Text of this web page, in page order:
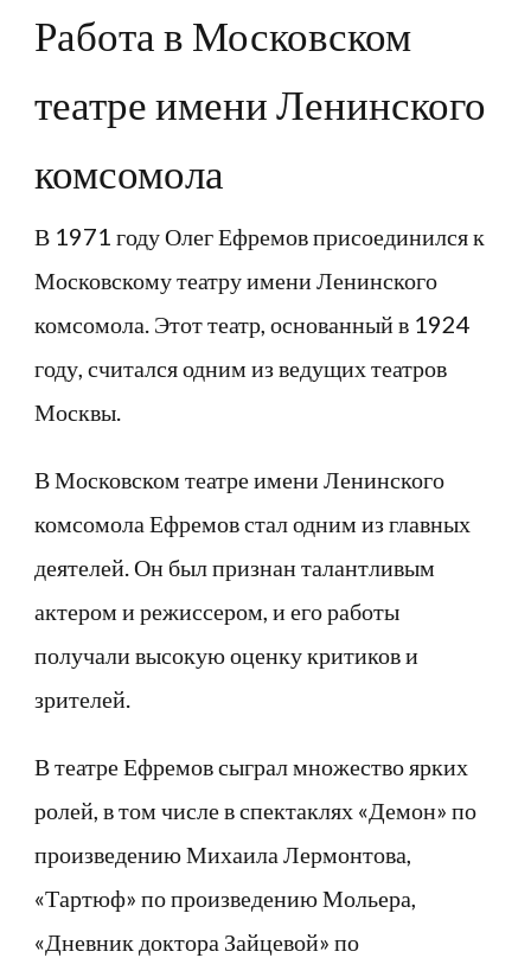
Работа в Московском
театре имени Ленинского
комсомола
В 1971 году Олег Ефремов присоединился к
Московскому театру имени Ленинского
комсомола. Этот театр, основанный в 1924
году, считался одним из ведущих театров
Москвы.
В Московском театре имени Ленинского
комсомола Ефремов стал одним из главных
деятелей. Он был признан талантливым
актером и режиссером, и его работы
получали высокую оценку критиков и
зрителей.
В театре Ефремов сыграл множество ярких
ролей, в том числе в спектаклях «Демон» по
произведению Михаила Лермонтова,
«Тартюф» по произведению Мольера,
«Дневник доктора Зайцевой» по